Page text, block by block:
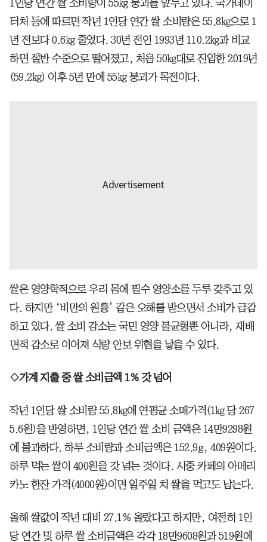
1인당 연간 쌀 소비량이 55㎏ 붕괴를 앞두고 있다. 국가데이
터처 등에 따르면 작년 1인당 연간 쌀 소비량은 55.8㎏으로 1
년 전보다 0.6㎏ 줄었다. 30년 전인 1993년 110.2㎏과 비교
하면 절반 수준으로 떨어졌고, 처음 50㎏대로 진입한 2019년
(59.2㎏) 이후 5년 만에 55㎏ 붕괴가 목전이다.
쌀은 영양학적으로 우리 몸에 필수 영양소를 두루 갖추고 있
다. 하지만 ‘비만의 원흉’ 같은 오해를 받으면서 소비가 급감
하고 있다. 쌀 소비 감소는 국민 영양 불균형뿐 아니라, 재배
면적 감소로 이어져 식량 안보 위협을 낳을 수 있다.
◇가계 지출 중 쌀 소비금액 1% 갓 넘어
작년 1인당 쌀 소비량 55.8㎏에 연평균 소매가격(1㎏ 당 267
5.6원)을 반영하면, 1인당 연간 쌀 소비 금액은 14만9298원
에 불과하다. 하루 소비량과 소비금액은 152.9g, 409원이다.
하루 먹는 쌀이 400원을 갓 넘는 것이다. 시중 카페의 아메리
카노 한잔 가격(4000원)이면 일주일 치 쌀을 먹고도 남는다.
올해 쌀값이 작년 대비 27.1% 올랐다고 하지만, 여전히 1인
당 연간 및 하루 쌀 소비금액은 각각 18만9608원과 519원에